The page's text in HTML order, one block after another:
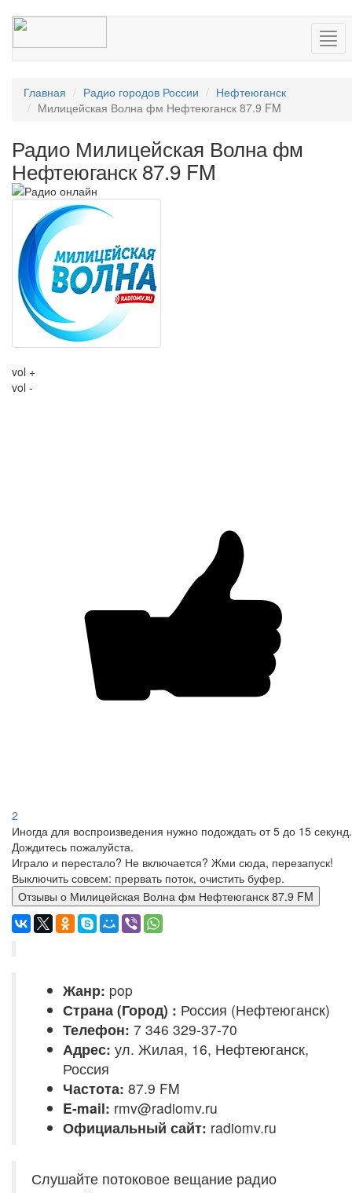
Главная Радио городов России
Нефтеюганск
Милицейская Волна фм Нефтеюганск 87.9 FM
Радио Милицейская Волна фм
Нефтеюганск 87.9 FM
vol +
vol -
2
Иногда для воспроизведения нужно подождать от 5 до 15 секунд.
Дождитесь пожалуйста.
Играло и перестало? Не включается? Жми сюда, перезапуск!
Выключить совсем: прервать поток, очистить буфер.
Отзывы о Милицейская Волна фм Нефтеюганск 87.9 FM
Жанр: pop
Страна (Город) : Россия (Нефтеюганск)
Телефон: 7 346 329-37-70
Адрес: ул. Жилая, 16, Нефтеюганск,
Россия
Частота: 87.9 FM
E-mail: rmv@radiomv.ru
Официальный сайт: radiomv.ru
Слушайте потоковое вещание радио